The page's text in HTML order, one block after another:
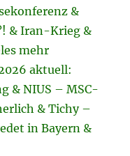
&
& Iran-Krieg &
mehr
aktuell:
& NIUS – MSC-
& Tichy –
in Bayern &